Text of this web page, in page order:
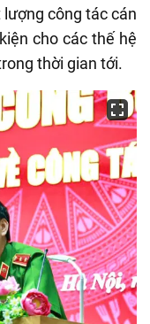
công tác cán
cho các thế hệ
thời gian tới.